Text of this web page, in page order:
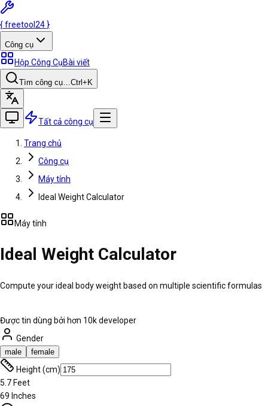
{freetool 24 }
Công cụ
Hộp Công CụBài viết
Tìm công cụ…Ctrl +K
Tất cả công cụ
Trang chủ
Công cụ
Máy tính
Ideal Weight Calculator
Máy tính
Ideal Weight Calculator
Compute your ideal body weight based on multiple scientific formulas
Được tin dùng bởi hơn 10k developer
Gender
male female
Height (cm)
5.7Feet
69 Inches